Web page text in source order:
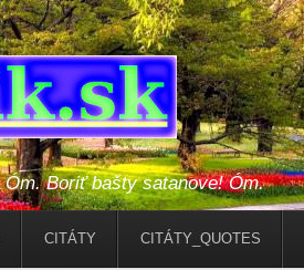
Óm. Boriť bašty satanove! Óm.
CITÁTY CITÁTY_QUOTES